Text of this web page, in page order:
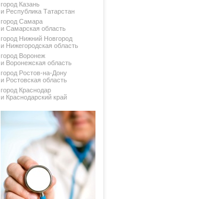
город Казань
и Республика Татарстан
город Самара
и Самарская область
город Нижний Новгород
и Нижегородская область
город Воронеж
и Воронежская область
город Ростов-на-Дону
и Ростовская область
город Краснодар
и Краснодарский край